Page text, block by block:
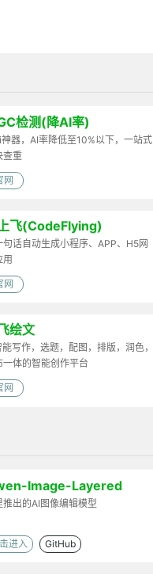
检测(降AI率)
神器，AI率降低至10%以下，一站式
查重
网
飞(CodeFlying)
句话自动生成小程序、APP、H5网
用
网
绘文
写作，选题，配图，排版，润色，
一体的智能创作平台
网
Image-Layered
推出的AI图像编辑模型
进入 GitHub